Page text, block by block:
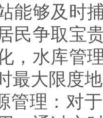
能够及时
民争取宝
，水库管
最大限度
理：对于